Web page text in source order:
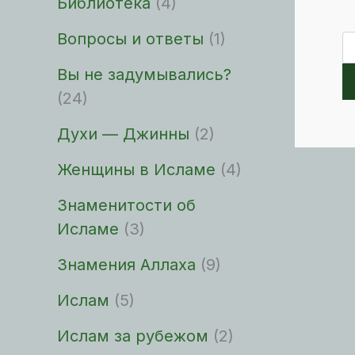
Вопросы и ответы (1)
Вы не задумывались?
(24)
Духи — Джинны (2)
Женщины в Исламе (4)
Знаменитости об
Исламе (3)
Знамения Аллаха (9)
Ислам (5)
Ислам за рубежом (2)